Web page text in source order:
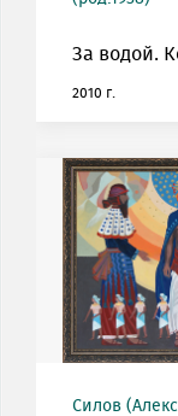
За водой.
2010 г.
Силов